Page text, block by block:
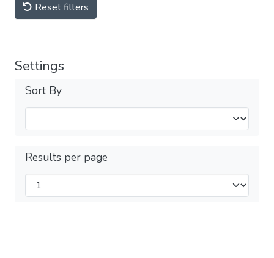
Reset filters
Settings
Sort By
Results per page